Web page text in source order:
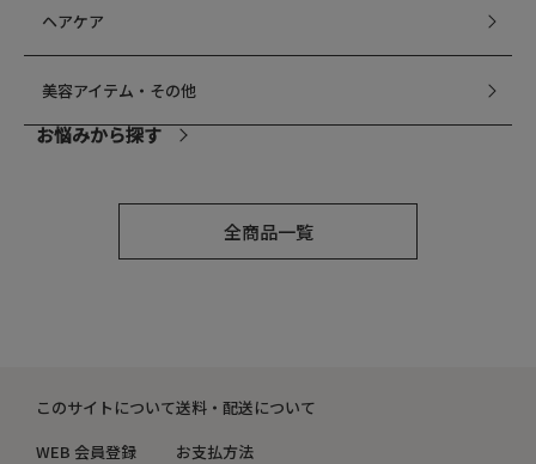
ヘアケア
美容アイテム・その他
お悩みから探す
たるみ・むくみ
全商品一覧
このサイトについて
WEB 会員登録
送料・配送について
お支払方法